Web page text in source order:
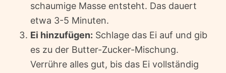
schaumige Masse entsteht. Das dauert
etwa 3-5 Minuten.
Ei hinzufügen: Schlage das Ei auf und gib
es zu der Butter-Zucker-Mischung.
Verrühre alles gut, bis das Ei vollständig